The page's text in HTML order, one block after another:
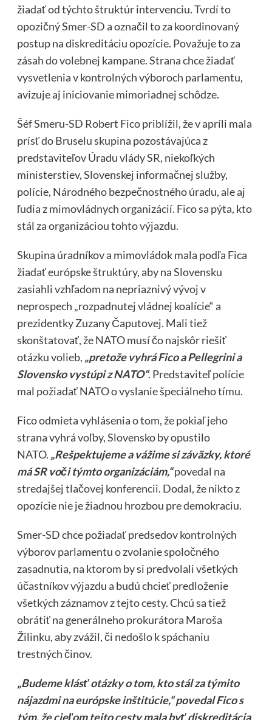
žiadať od týchto štruktúr intervenciu. Tvrdí to
opozičný Smer-SD a označil to za koordinovaný
postup na diskreditáciu opozície. Považuje to za
zásah do volebnej kampane. Strana chce žiadať
vysvetlenia v kontrolných výboroch parlamentu,
avizuje aj iniciovanie mimoriadnej schôdze.
Šéf Smeru-SD Robert Fico priblížil, že v apríli mala
prísť do Bruselu skupina pozostávajúca z
predstaviteľov Úradu vlády SR, niekoľkých
ministerstiev, Slovenskej informačnej služby,
polície, Národného bezpečnostného úradu, ale aj
ľudia z mimovládnych organizácií. Fico sa pýta, kto
stál za organizáciou tohto výjazdu.
Skupina úradníkov a mimovládok mala podľa Fica
žiadať európske štruktúry, aby na Slovensku
zasiahli vzhľadom na nepriaznivý vývoj v
neprospech „rozpadnutej vládnej koalície“ a
prezidentky Zuzany Čaputovej. Mali tiež
skonštatovať, že NATO musí čo najskôr riešiť
otázku volieb, „pretože vyhrá Fico a Pellegrini a
Slovensko vystúpi z NATO“. Predstaviteľ polície
mal požiadať NATO o vyslanie špeciálneho tímu.
Fico odmieta vyhlásenia o tom, že pokiaľ jeho
strana vyhrá voľby, Slovensko by opustilo
NATO. „Rešpektujeme a vážime si záväzky, ktoré
má SR voči týmto organizáciám,“povedal na
stredajšej tlačovej konferencii. Dodal, že nikto z
opozície nie je žiadnou hrozbou pre demokraciu.
Smer-SD chce požiadať predsedov kontrolných
výborov parlamentu o zvolanie spoločného
zasadnutia, na ktorom by si predvolali všetkých
účastníkov výjazdu a budú chcieť predloženie
všetkých záznamov z tejto cesty. Chcú sa tiež
obrátiť na generálneho prokurátora Maroša
Žilinku, aby zvážil, či nedošlo k spáchaniu
trestných činov.
„Budeme klásť otázky o tom, kto stál za týmito
nájazdmi na európske inštitúcie,“ povedal Fico s
tým, že cieľom tejto cesty mala byť diskreditácia